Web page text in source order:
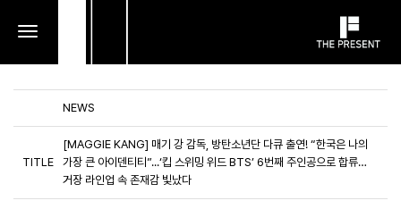
toggle
NEWS
TITLE
[MAGGIE KANG] 매기 강 감독, 방탄소년단 다큐 출연! “한국은 나의
가장 큰 아이덴티티”...‘킵 스위밍 위드 BTS’ 6번째 주인공으로 합류…
거장 라인업 속 존재감 빛났다